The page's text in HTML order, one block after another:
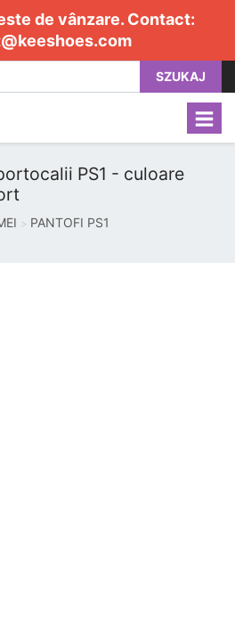
de vânzare. Contact:
SZUKAJ
PS1 - culoare
PANTOFI PS1